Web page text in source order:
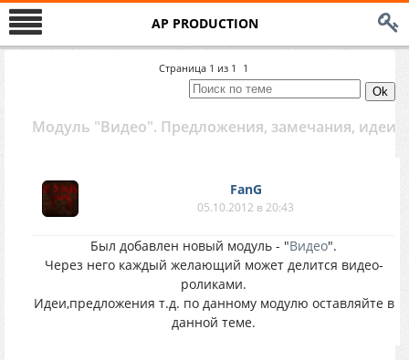
AP PRODUCTION
Страница 1 из 1 1
Модуль "Видео". Предложения, замечания, идеи
FanG
05.10.2012 в 20:43
Был добавлен новый модуль - "Видео".
Через него каждый желающий может делится видео-
роликами.
Идеи,предложения т.д. по данному модулю оставляйте в
данной теме.